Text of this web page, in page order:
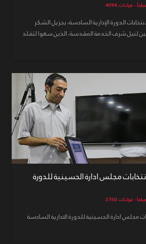
الدورة الإدارية السادسة، بجزيل الشكر
لنيل شرف الخدمة المقدسة، الذين سعوا لتقلد
مجلس ادارة الحسينية للدورة
مجلس ادارة الحسينية للدورة الادارية السادسة